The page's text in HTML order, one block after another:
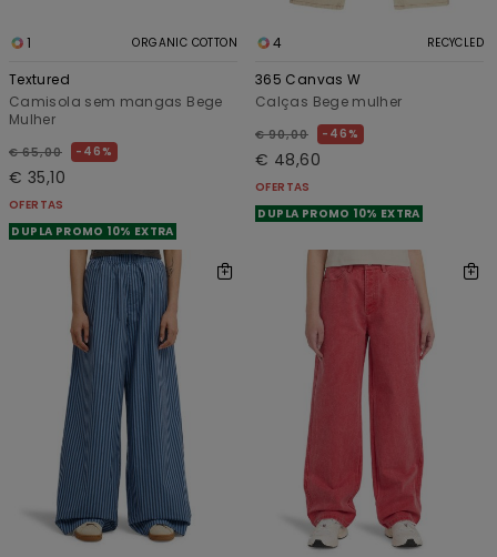
1 ORGANIC COTTON
Textured
Camisola sem mangas Bege
Mulher
€ 65,00 46%
€ 35,10
OFERTAS
DUPLA PROMO 10% EXTRA
4 RECYCLED
365 Canvas W
Calças Bege mulher
€ 90,00 46%
€ 48,60
OFERTAS
DUPLA PROMO 10% EXTRA